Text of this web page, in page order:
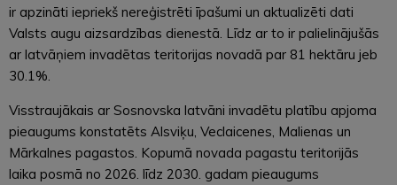
ir apzināti iepriekš nereģistrēti īpašumi un aktualizēti dati
Valsts augu aizsardzības dienestā. Līdz ar to ir palielinājušās
ar latvāņiem invadētas teritorijas novadā par 81 hektāru jeb
30.1%.
Visstraujākais ar Sosnovska latvāni invadētu platību apjoma
pieaugums konstatēts Alsviķu, Veclaicenes, Malienas un
Mārkalnes pagastos. Kopumā novada pagastu teritorijās
laika posmā no 2026. līdz 2030. gadam pieaugums